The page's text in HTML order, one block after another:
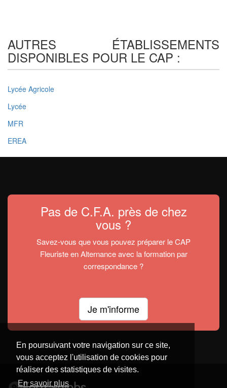
En poursuivant votre navigation sur ce site,
vous acceptez l'utilisation de cookies pour
réaliser des statistiques de visites.
En savoir plus
AUTRES ÉTABLISSEMENTS
DISPONIBLES POUR LE CAP :
Lycée Agricole
Lycée
MFR
EREA
Pas de C.F.A. près de chez
vous ?
Savez-vous que vous pouvez préparer le CAP
Fleuriste en Alternance avec la formation par
correspondance ?
Je m'informe